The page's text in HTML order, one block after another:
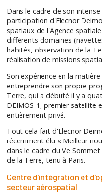
Dans le cadre de son
participation d'Elecnor
spatiaux de l'Agence
différents domaines
habités, observation de la
réalisation de missions
Son expérience en la
entreprendre son propre
Terre, qui a débuté il y a
DEIMOS-1, premier satellite
entièrement privé.
Tout cela fait d'Elecnor
récemment élu « Meilleur
dans le cadre du Ve
de la Terre, tenu à Paris.
Centre d'intégration et
secteur aérospatial